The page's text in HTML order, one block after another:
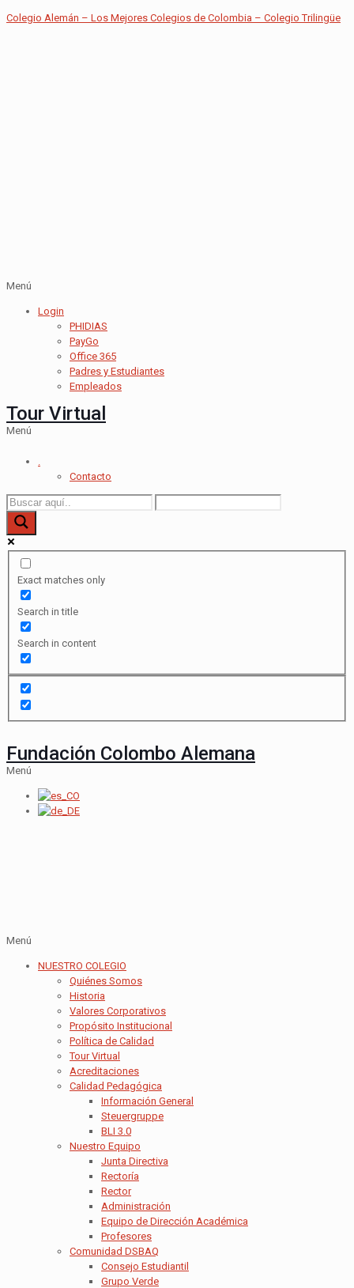
Colegio Alemán – Los Mejores Colegios de Colombia – Colegio Trilingüe
Menú
Login
PHIDIAS
PayGo
Office 365
Padres y Estudiantes
Empleados
Tour Virtual
Menú
.
Contacto
Exact matches only
Search in title
Search in content
Fundación Colombo Alemana
Menú
Menú
NUESTRO COLEGIO
Quiénes Somos
Historia
Valores Corporativos
Propósito Institucional
Política de Calidad
Tour Virtual
Acreditaciones
Calidad Pedagógica
Información General
Steuergruppe
BLI 3.0
Nuestro Equipo
Junta Directiva
Rectoría
Rector
Administración
Equipo de Dirección Académica
Profesores
Comunidad DSBAQ
Consejo Estudiantil
Grupo Verde